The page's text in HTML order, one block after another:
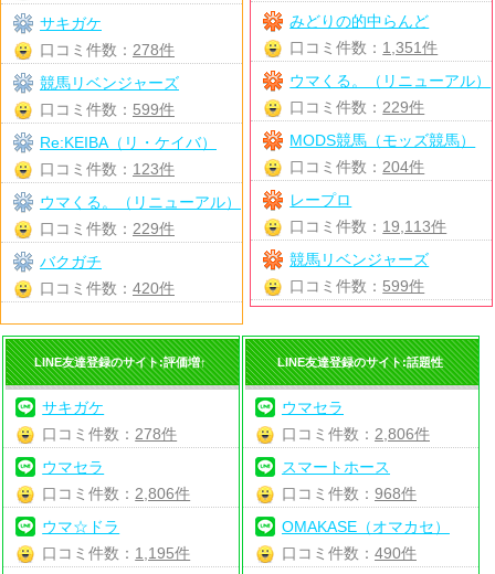
みどりの的中らんど
口コミ件数： 1,351件
ウマくる。（リニューアル）
口コミ件数： 229件
MODS競馬（モッズ競馬）
口コミ件数： 204件
レープロ
口コミ件数： 19,113件
競馬リベンジャーズ
口コミ件数： 599件
サキガケ
口コミ件数： 278件
競馬リベンジャーズ
口コミ件数： 599件
Re:KEIBA（リ・ケイバ）
口コミ件数： 123件
ウマくる。（リニューアル）
口コミ件数： 229件
バクガチ
口コミ件数： 420件
LINE友達登録のサイト:評価増↑
サキガケ
口コミ件数： 278件
ウマセラ
口コミ件数： 2,806件
ウマ☆ドラ
口コミ件数： 1,195件
LINE友達登録のサイト:話題性
ウマセラ
口コミ件数： 2,806件
スマートホース
口コミ件数： 968件
OMAKASE（オマカセ）
口コミ件数： 490件